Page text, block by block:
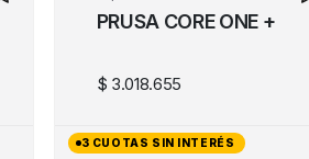
PRUSA CORE ONE +
$ 3.018.655
3 CUOTAS SIN INTERÉS